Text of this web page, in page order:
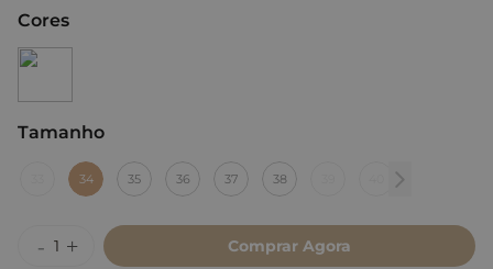
Cores
Tamanho
34 35 36 37 38
Comprar Agora